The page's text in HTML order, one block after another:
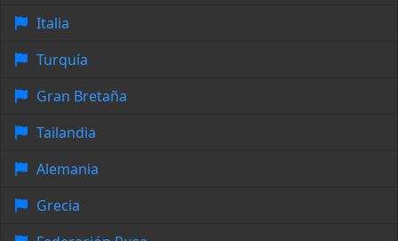
Italia
Turquía
Gran Bretaña
Tailandia
Alemania
Grecia